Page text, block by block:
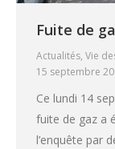
Fuite de
Actualités, Vie
15 septembre
Ce lundi 14
fuite de gaz a
l’enquête par